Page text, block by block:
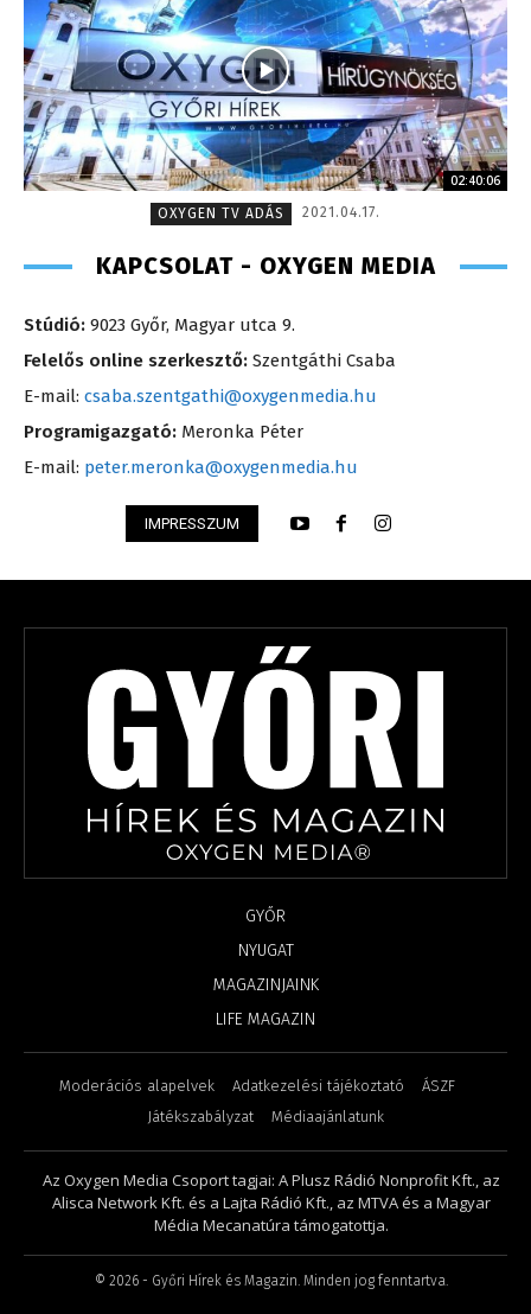
02:40:06
OXYGEN TV ADÁS
2021.04.17.
KAPCSOLAT - OXYGEN MEDIA
Stúdió: 9023 Győr, Magyar utca 9.
Felelős online szerkesztő: Szentgáthi Csaba
E-mail: csaba.szentgathi@oxygenmedia.hu
Programigazgató: Meronka Péter
E-mail: peter.meronka@oxygenmedia.hu
IMPRESSZUM
GYŐR
NYUGAT
MAGAZINJAINK
LIFE MAGAZIN
Moderációs alapelvek Adatkezelési tájékoztató
ÁSZF
Játékszabályzat
Médiaajánlatunk
Az Oxygen Media Csoport tagjai: A Plusz Rádió Nonprofit Kft., az
Alisca Network Kft. és a Lajta Rádió Kft., az MTVA és a Magyar
Média Mecanatúra támogatottja.
© 2026 - Győri Hírek és Magazin. Minden jog fenntartva.